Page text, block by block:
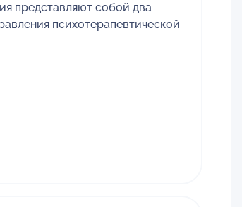
представляют собой два
психотерапевтической